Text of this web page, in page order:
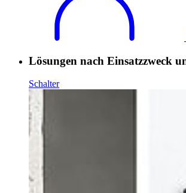
Lösungen nach Einsatzzweck
Schalter